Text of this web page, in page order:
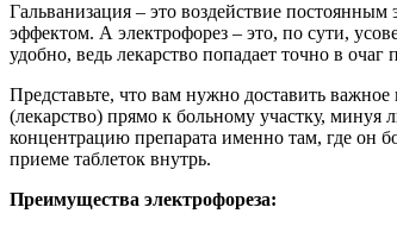
Гальванизация – это воздействие
эффектом. А электрофорез – это, по сути,
удобно, ведь лекарство попадает точно в
Представьте, что вам нужно доставить
(лекарство) прямо к больному участку,
концентрацию препарата именно там, где он
приеме таблеток внутрь.
Преимущества электрофореза: